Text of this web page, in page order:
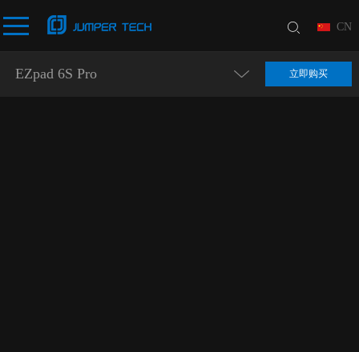
CN
立即购买
EZpad 6S Pro